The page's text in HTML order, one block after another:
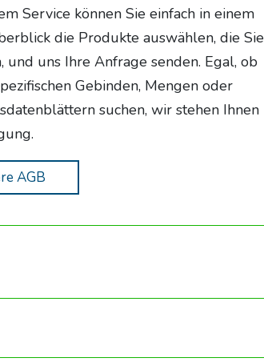
Service können Sie einfach in einem
die Produkte auswählen, die Sie
und uns Ihre Anfrage senden. Egal, ob
Gebinden, Mengen oder
suchen, wir stehen Ihnen
AGB